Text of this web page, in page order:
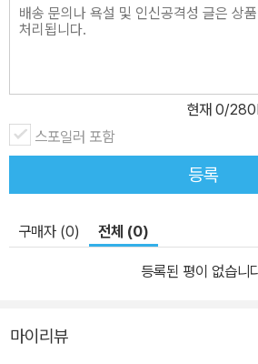
점이 있다.)로의 이직을 생각할 수 있다. 이
필요한 포트폴리오를 만들어야 하는데, 내
만들어야 한다.
현재 0/
스포일러 포함
등록
구매자 (0) 전체 (0)
등록된 평이 없습니
마이리뷰